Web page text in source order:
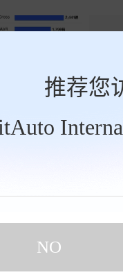
推荐您
NO
2026-03-04 综合社
3月4